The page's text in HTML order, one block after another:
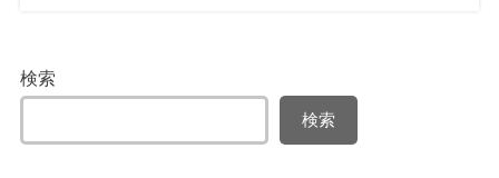
検索
検索